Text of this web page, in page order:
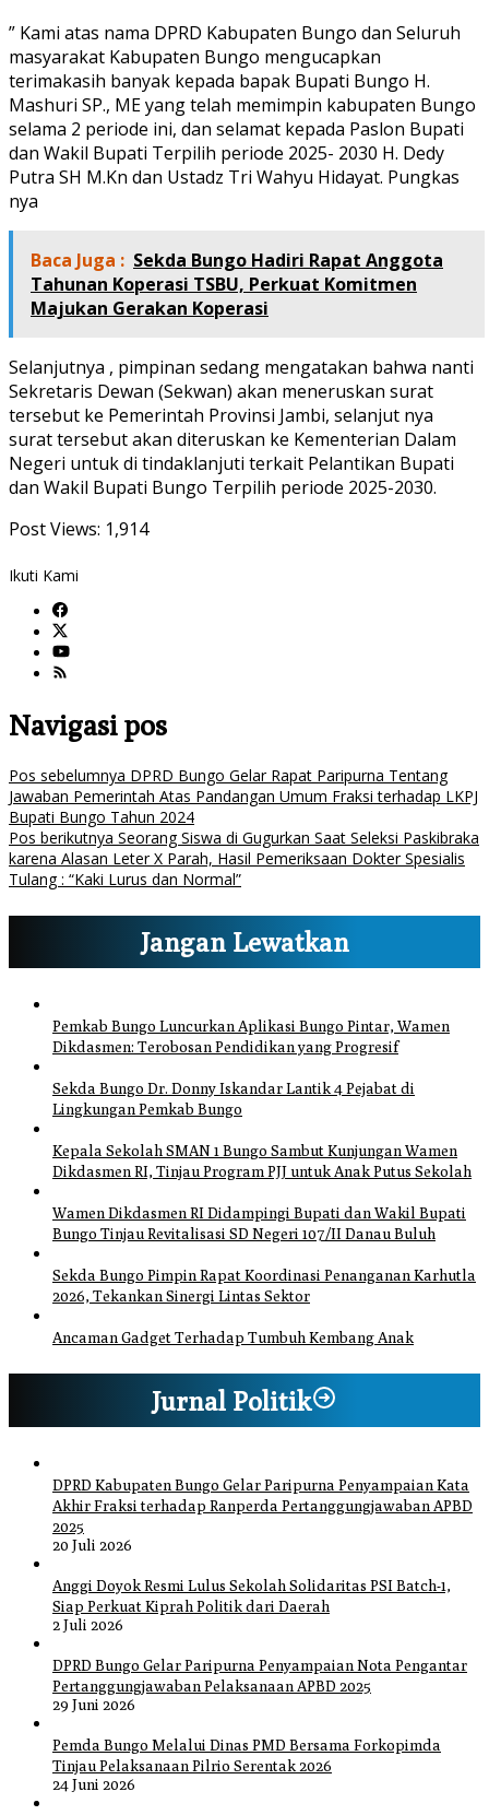
” Kami atas nama DPRD Kabupaten Bungo dan Seluruh
masyarakat Kabupaten Bungo mengucapkan
terimakasih banyak kepada bapak Bupati Bungo H.
Mashuri SP., ME yang telah memimpin kabupaten Bungo
selama 2 periode ini, dan selamat kepada Paslon Bupati
dan Wakil Bupati Terpilih periode 2025- 2030 H. Dedy
Putra SH M.Kn dan Ustadz Tri Wahyu Hidayat. Pungkas
nya
Baca Juga : Sekda Bungo Hadiri Rapat Anggota
Tahunan Koperasi TSBU, Perkuat Komitmen
Majukan Gerakan Koperasi
Selanjutnya , pimpinan sedang mengatakan bahwa nanti
Sekretaris Dewan (Sekwan) akan meneruskan surat
tersebut ke Pemerintah Provinsi Jambi, selanjut nya
surat tersebut akan diteruskan ke Kementerian Dalam
Negeri untuk di tindaklanjuti terkait Pelantikan Bupati
dan Wakil Bupati Bungo Terpilih periode 2025-2030.
Post Views: 1,914
Ikuti Kami
Navigasi pos
Pos sebelumnya DPRD Bungo Gelar Rapat Paripurna Tentang
Jawaban Pemerintah Atas Pandangan Umum Fraksi terhadap LKPJ
Bupati Bungo Tahun 2024
Pos berikutnya Seorang Siswa di Gugurkan Saat Seleksi Paskibraka
karena Alasan Leter X Parah, Hasil Pemeriksaan Dokter Spesialis
Tulang : “Kaki Lurus dan Normal”
Jangan Lewatkan
Pemkab Bungo Luncurkan Aplikasi Bungo Pintar, Wamen
Dikdasmen: Terobosan Pendidikan yang Progresif
Sekda Bungo Dr. Donny Iskandar Lantik 4 Pejabat di
Lingkungan Pemkab Bungo
Kepala Sekolah SMAN 1 Bungo Sambut Kunjungan Wamen
Dikdasmen RI, Tinjau Program PJJ untuk Anak Putus Sekolah
Wamen Dikdasmen RI Didampingi Bupati dan Wakil Bupati
Bungo Tinjau Revitalisasi SD Negeri 107/II Danau Buluh
Sekda Bungo Pimpin Rapat Koordinasi Penanganan Karhutla
2026, Tekankan Sinergi Lintas Sektor
Ancaman Gadget Terhadap Tumbuh Kembang Anak
Jurnal Politik
DPRD Kabupaten Bungo Gelar Paripurna Penyampaian Kata
Akhir Fraksi terhadap Ranperda Pertanggungjawaban APBD
2025
20 Juli 2026
Anggi Doyok Resmi Lulus Sekolah Solidaritas PSI Batch-1,
Siap Perkuat Kiprah Politik dari Daerah
2 Juli 2026
DPRD Bungo Gelar Paripurna Penyampaian Nota Pengantar
Pertanggungjawaban Pelaksanaan APBD 2025
29 Juni 2026
Pemda Bungo Melalui Dinas PMD Bersama Forkopimda
Tinjau Pelaksanaan Pilrio Serentak 2026
24 Juni 2026